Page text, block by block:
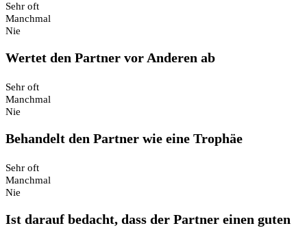
Sehr oft
Manchmal
Nie
Wertet den Partner vor Anderen ab
Sehr oft
Manchmal
Nie
Behandelt den Partner wie eine Trophäe
Sehr oft
Manchmal
Nie
Ist darauf bedacht, dass der Partner einen guten